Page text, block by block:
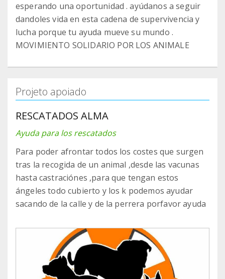
esperando una oportunidad . ayúdanos a seguir
dandoles vida en esta cadena de supervivencia y
lucha porque tu ayuda mueve su mundo .
MOVIMIENTO SOLIDARIO POR LOS ANIMALE
Projeto apoiado
RESCATADOS ALMA
Ayuda para los rescatados
Para poder afrontar todos los costes que surgen
tras la recogida de un animal ,desde las vacunas
hasta castraciónes ,para que tengan estos
ángeles todo cubierto y los k podemos ayudar
sacando de la calle y de la perrera porfavor ayuda